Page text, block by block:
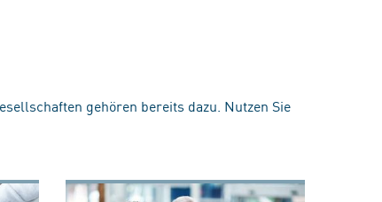
gehören bereits dazu. Nutzen Sie